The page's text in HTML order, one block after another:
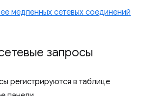
медленных сетевых соединений
запросы
регистрируются в таблице